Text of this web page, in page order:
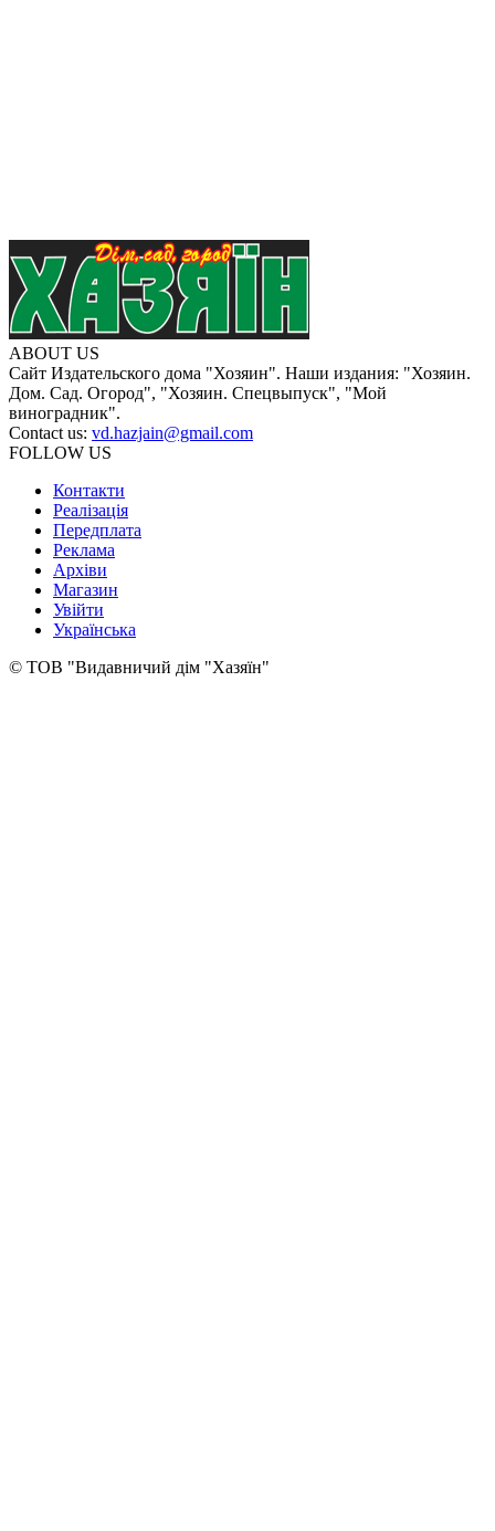
ABOUT US
Сайт Издательского дома "Хозяин". Наши издания: "Хозяин.
Дом. Сад. Огород", "Хозяин. Спецвыпуск", "Мой
виноградник".
Contact us: vd.hazjain@gmail.com
FOLLOW US
Контакти
Реалізація
Передплата
Реклама
Архіви
Магазин
Увійти
Українська
© ТОВ "Видавничий дім "Хазяїн"